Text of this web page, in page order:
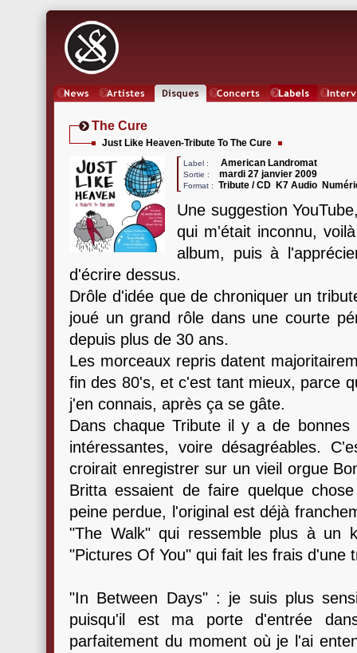
The Cure
Just Like Heaven-Tribute To The Cure
Label : American Landromat
Sortie : mardi 27 janvier 2009
Format : Tribute / CD K7 Audio
Une suggestion
qui m'était inconnu,
album, puis à
d'écrire dessus.
Drôle d'idée que de chroniquer un
joué un grand rôle dans une courte
depuis plus de 30 ans.
Les morceaux repris datent
fin des 80's, et c'est tant mieux, parce
j'en connais, après ça se gâte.
Dans chaque Tribute il y a de
intéressantes, voire désagréables.
croirait enregistrer sur un vieil orgue
Britta essaient de faire quelque
peine perdue, l'original est déjà
"The Walk" qui ressemble plus à un
"Pictures Of You" qui fait les frais d'une
"In Between Days" : je suis plus
puisqu'il est ma porte d'entrée
parfaitement du moment où je l'ai